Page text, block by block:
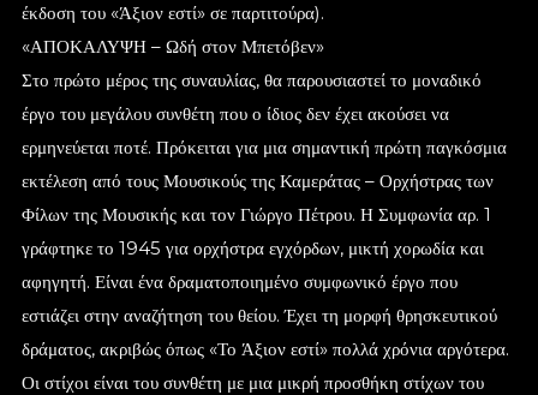
έκδοση του «Άξιον εστί» σε παρτιτούρα).
«ΑΠΟΚΑΛΥΨΗ – Ωδή στον Μπετόβεν»
Στο πρώτο μέρος της συναυλίας, θα παρουσιαστεί το μοναδικό
έργο του μεγάλου συνθέτη που ο ίδιος δεν έχει ακούσει να
ερμηνεύεται ποτέ. Πρόκειται για μια σημαντική πρώτη παγκόσμια
εκτέλεση από τους Μουσικούς της Καμεράτας – Ορχήστρας των
Φίλων της Μουσικής και τον Γιώργο Πέτρου. Η Συμφωνία αρ. 1
γράφτηκε το 1945 για ορχήστρα εγχόρδων, μικτή χορωδία και
αφηγητή. Είναι ένα δραματοποιημένο συμφωνικό έργο που
εστιάζει στην αναζήτηση του θείου. Έχει τη μορφή θρησκευτικού
δράματος, ακριβώς όπως «Το Άξιον εστί» πολλά χρόνια αργότερα.
Οι στίχοι είναι του συνθέτη με μια μικρή προσθήκη στίχων του